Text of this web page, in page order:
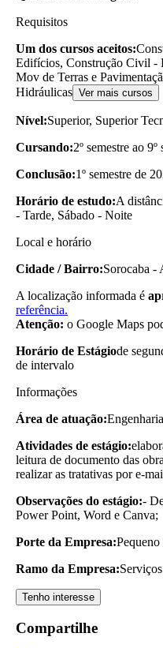
Requisitos
Um dos cursos aceitos:
Edifícios, Construção Civil -
Mov de Terras e
Hidráulicas Ver mais cursos
Nível:Superior, Superior
Cursando:2º semestre ao 9º
Conclusão:1º semestre de
Horário de estudo:A
- Tarde, Sábado - Noite
Local e horário
Cidade / Bairro:Sorocaba -
A localização informada é
referência.
Atenção: o Google Maps
Horário de Estágiode
de intervalo
Informações
Área de atuação:
Atividades de estágio:
leitura de documento das
realizar as tratativas por e-
Observações do estágio:-
Power Point, Word e Canva;
Porte da Empresa:Pequeno
Ramo da Empresa:
Tenho interesse
Compartilhe